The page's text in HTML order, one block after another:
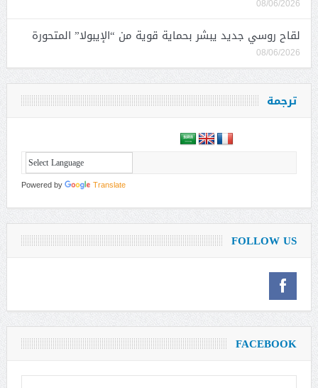
08/06/2026
لقاح روسي جديد يبشر بحماية قوية من “الإيبولا” المتحورة
08/06/2026
ترجمة
Powered by Translate
FOLLOW US
FACEBOOK